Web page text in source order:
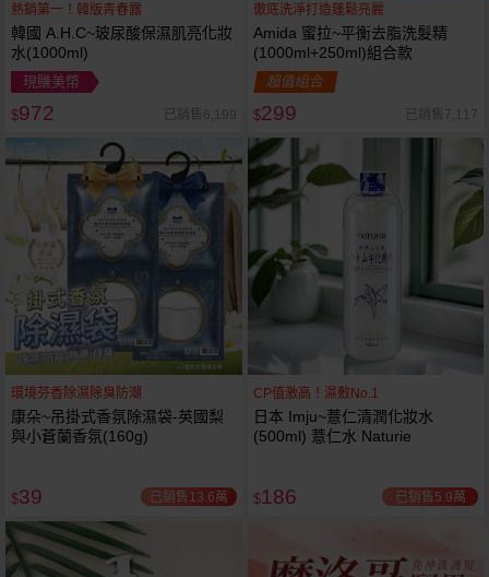
熱銷第一！韓版青春露
韓國 A.H.C~玻尿酸保濕肌亮化妝
水(1000ml)
現賺美幣
$972 已銷售6,199
徹底洗淨打造蓬鬆亮麗
Amida 蜜拉~平衡去脂洗髮精
(1000ml+250ml)組合款
超值組合
$299 已銷售7,117
環境芬香除濕除臭防潮
康朵~吊掛式香氛除濕袋-英國梨
與小蒼蘭香氛(160g)
$39 已銷售13.6萬
CP值激高！濕敷No.1
日本 Imju~薏仁清潤化妝水
(500ml) 薏仁水 Naturie
$186 已銷售5.9萬